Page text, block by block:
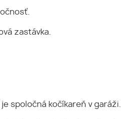
zastávka.
spoločná kočíkareň v garáži.